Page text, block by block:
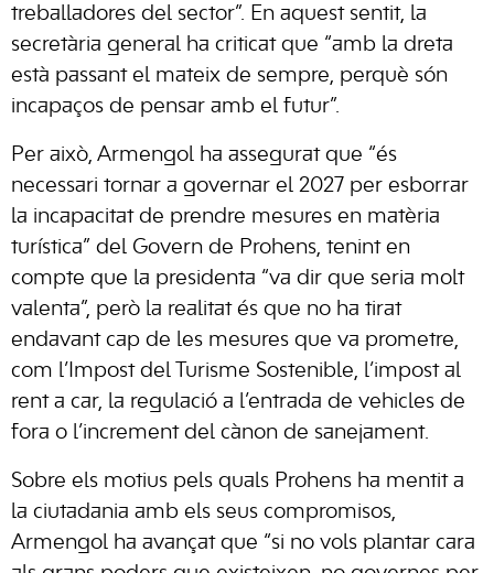
treballadores del sector”. En aquest sentit, la
secretària general ha criticat que “amb la dreta
està passant el mateix de sempre, perquè són
incapaços de pensar amb el futur”.
Per això, Armengol ha assegurat que “és
necessari tornar a governar el 2027 per esborrar
la incapacitat de prendre mesures en matèria
turística” del Govern de Prohens, tenint en
compte que la presidenta “va dir que seria molt
valenta”, però la realitat és que no ha tirat
endavant cap de les mesures que va prometre,
com l’Impost del Turisme Sostenible, l’impost al
rent a car, la regulació a l’entrada de vehicles de
fora o l’increment del cànon de sanejament.
Sobre els motius pels quals Prohens ha mentit a
la ciutadania amb els seus compromisos,
Armengol ha avançat que “si no vols plantar cara